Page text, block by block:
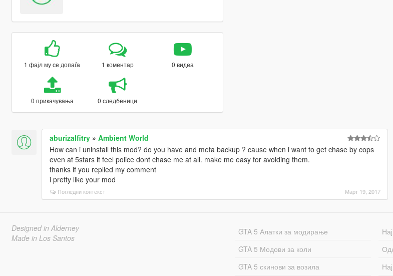
1 фајл му се допаѓа 1 коментар 0 видеа
0 прикачувања 0 следбеници
aburizalfitry» Ambient World
How can i uninstall this mod? do you have and meta backup ? cause when i want to get chase by cops
even at 5stars it feel police dont chase me at all. make me easy for avoiding them.
thanks if you replied my comment
i pretty like your mod
Погледни контекст Март 19, 2017
Designed in Alderney
Made in Los Santos
GTA 5 Алатки за модирање
GTA 5 Модови за коли
GTA 5 скинови за возила